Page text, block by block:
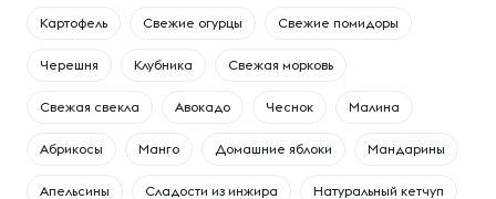
Картофель Свежие огурцы Свежие помидоры
Черешня Клубника Свежая морковь
Свежая свекла Авокадо Чеснок Малина
Абрикосы Манго Домашние яблоки Мандарины
Апельсины Сладости из инжира Натуральный кетчуп